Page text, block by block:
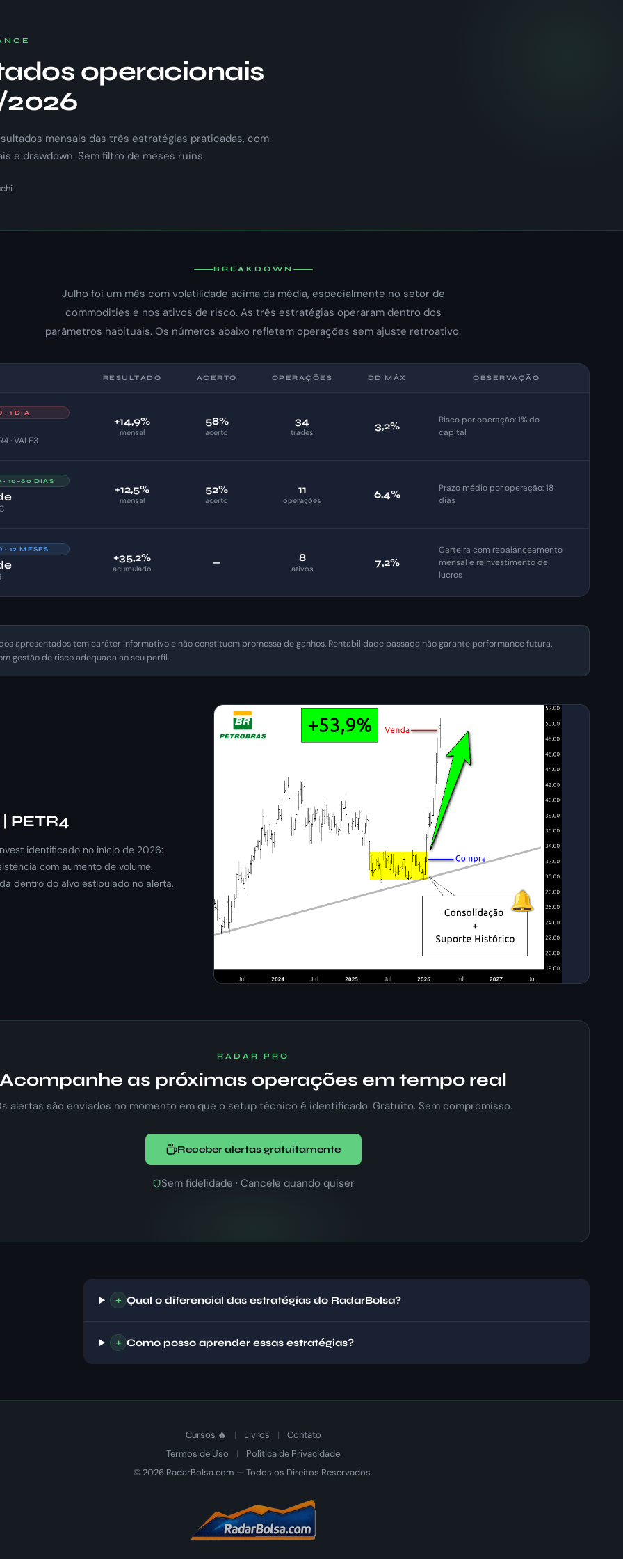
operacionais
mensais das três estratégias praticadas, com
e drawdown. Sem filtro de meses ruins.
BREAKDOWN
Julho foi um mês com volatilidade acima da média, especialmente no setor de
commodities e nos ativos de risco. As três estratégias operaram dentro dos
parâmetros habituais. Os números abaixo refletem operações sem ajuste retroativo.
RESULTADO ACERTO OPERAÇÕES DD MÁX OBSERVAÇÃO
· 1 DIA
· VALE3
+14,9%
mensal
58%
acerto
34
trades 3,2%
Risco por operação: 1% do
capital
10–60 DIAS
+12,5%
mensal
52%
acerto
11
operações 6,4%
Prazo médio por operação: 18
dias
· 12 MESES
+35,2%
acumulado — 8
ativos 7,2%
Carteira com rebalanceamento
mensal e reinvestimento de
lucros
apresentados tem caráter informativo e não constituem promessa de ganhos. Rentabilidade passada não garante performance futura.
gestão de risco adequada ao seu perfil.
PETR4
identificado no início de 2026:
com aumento de volume.
dentro do alvo estipulado no alerta.
RADAR PRO
Acompanhe as próximas operações em tempo real
alertas são enviados no momento em que o setup técnico é identificado. Gratuito. Sem compromisso.
Receber alertas gratuitamente
Sem fidelidade · Cancele quando quiser
+ Qual o diferencial das estratégias do RadarBolsa?
+ Como posso aprender essas estratégias?
Cursos 🔥 | Livros |
Contato
Termos de Uso
|
Política de Privacidade
© 2026 RadarBolsa.com — Todos os Direitos Reservados.